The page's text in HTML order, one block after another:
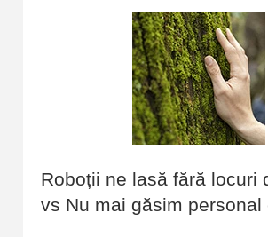
Roboții ne lasă fără locuri
vs Nu mai găsim personal